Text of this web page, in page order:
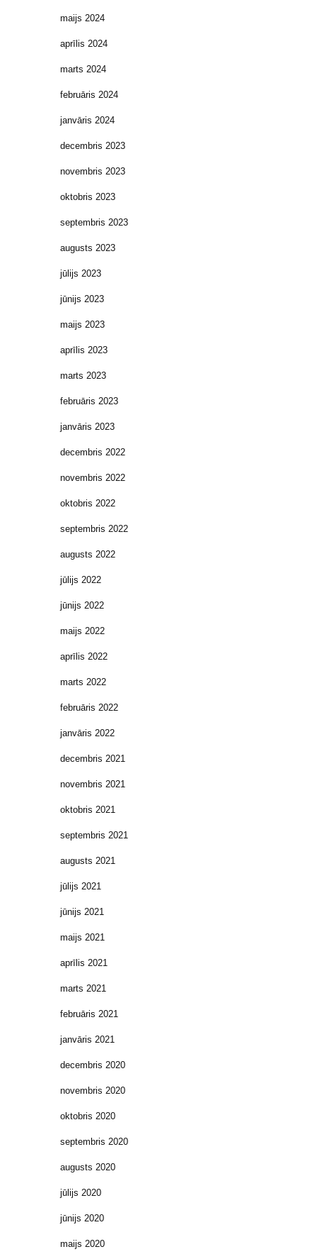
maijs 2024
aprīlis 2024
marts 2024
februāris 2024
janvāris 2024
decembris 2023
novembris 2023
oktobris 2023
septembris 2023
augusts 2023
jūlijs 2023
jūnijs 2023
maijs 2023
aprīlis 2023
marts 2023
februāris 2023
janvāris 2023
decembris 2022
novembris 2022
oktobris 2022
septembris 2022
augusts 2022
jūlijs 2022
jūnijs 2022
maijs 2022
aprīlis 2022
marts 2022
februāris 2022
janvāris 2022
decembris 2021
novembris 2021
oktobris 2021
septembris 2021
augusts 2021
jūlijs 2021
jūnijs 2021
maijs 2021
aprīlis 2021
marts 2021
februāris 2021
janvāris 2021
decembris 2020
novembris 2020
oktobris 2020
septembris 2020
augusts 2020
jūlijs 2020
jūnijs 2020
maijs 2020